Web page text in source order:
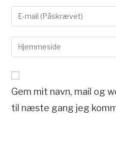
Gem mit navn, mail og
til næste gang jeg